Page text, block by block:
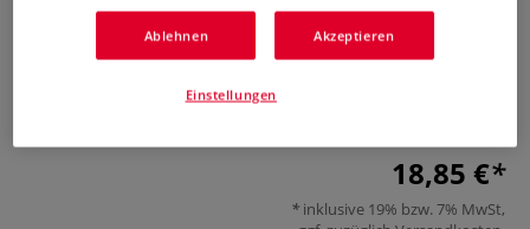
STAEDTLER Mars® 572 FL Schriftschablone aus transparent-
blauem Kunststoff für präzises Schreiben. Mit 3,5 mm und 5
Mehr
18,85 €
inklusive 19% bzw. 7% MwSt,
Ablehnen Akzeptieren
Einstellungen